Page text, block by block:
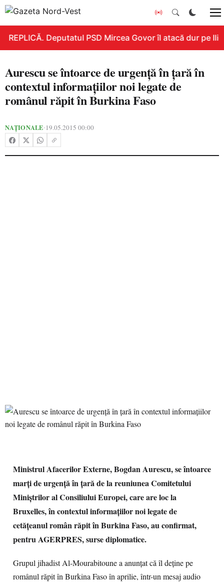
REPLICĂ. Deputatul PSD Mircea Govor îl atacă dur pe
Aurescu se întoarce de urgență în țară în
contextul informațiilor noi legate de
românul răpit în Burkina Faso
NAȚIONALE•19.05.2015 00:00
Ministrul Afacerilor Externe, Bogdan Aurescu, se întoarce
marți de urgență în țară de la reuniunea Comitetului
Miniștrilor al Consiliului Europei, care are loc la
Bruxelles, în contextul informațiilor noi legate de
cetățeanul român răpit în Burkina Faso, au confirmat,
pentru AGERPRES, surse diplomatice.
Grupul jihadist Al-Mourabitoune a anunțat că îl deține pe
românul răpit în Burkina Faso în aprilie, într-un mesaj audio